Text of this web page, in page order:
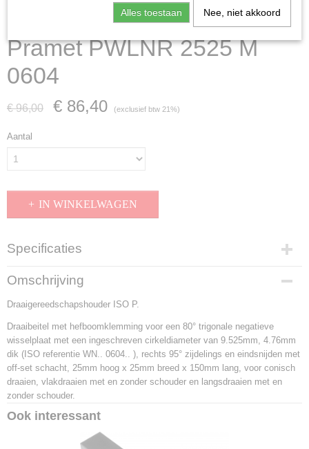
Pramet PWLNR 2525 M
0604
€ 96,00 € 86,40 (exclusief btw 21%)
Aantal
IN WINKELWAGEN
Specificaties
Productcode
PWLNR 2525 M 0604
EAN code
Productcode leverancier
PWLNR 2525 M 0604
Netto gewicht
0,78 Kg
Omschrijving
Draaigereedschapshouder ISO P.
Draaibeitel met hefboomklemming voor een 80° trigonale negatieve
wisselplaat met een ingeschreven cirkeldiameter van 9.525mm, 4.76mm
dik (ISO referentie WN.. 0604.. ), rechts 95° zijdelings en eindsnijden met
off-set schacht, 25mm hoog x 25mm breed x 150mm lang, voor conisch
draaien, vlakdraaien met en zonder schouder en langsdraaien met en
zonder schouder.
Ook interessant
Alles toestaan Nee, niet akkoord